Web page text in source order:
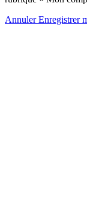
AnnulerEnregistrer